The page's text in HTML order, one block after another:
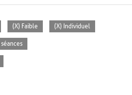
(X) Faible (X) Individuel